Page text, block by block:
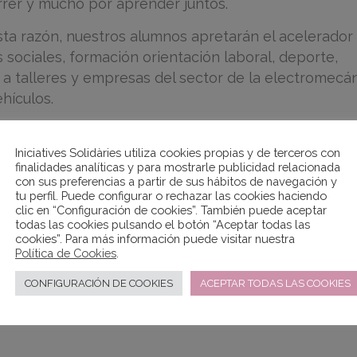
y mucho por aprender juntos.
razón, nuestros alumnos apretarán el acelerador
sociales, formación orientación laboral, deporte,
talleres y empresas del sector de la
por preparar a “personas capacitadas” para
tanto a nivel técnico-profesional como a
básicas que favorecen una formación
con hábitos que promuevan la salud, relaciones
de la autoestima personal y la adquisición
promover una correcta inserción en el mundo
aprendizajes que faciliten herramientas de
Iniciatives Solidàries utiliza cookies propias y de terceros con
finalidades analíticas y para mostrarle publicidad relacionada
con sus preferencias a partir de sus hábitos de navegación y
tu perfil. Puede configurar o rechazar las cookies haciendo
clic en “Configuración de cookies”. También puede aceptar
todas las cookies pulsando el botón “Aceptar todas las
cookies”. Para más información puede visitar nuestra
Política de Cookies
CONFIGURACIÓN DE COOKIES ACEPTAR TODAS LAS COOKIES